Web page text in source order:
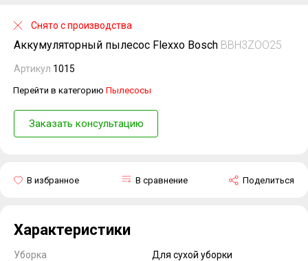
Аккумуляторный пылесос Flexxo Bosch BBH3ZOO25
Артикул 1015
Перейти в категорию Пылесосы
Заказать консультацию
Поделиться
В сравнение
В избранное
Снято с производства
Характеристики
Уборка Для сухой уборки